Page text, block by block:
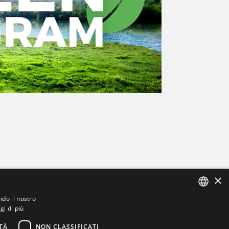
- P.I.
×
il nostro
di più
NON CLASSIFICATI